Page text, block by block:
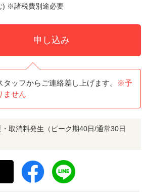
) ※諸税費別途必要
申し込み
タッフからご連絡差し上げます。
※予
ません
取消料発生（ピーク期40日/通常30日